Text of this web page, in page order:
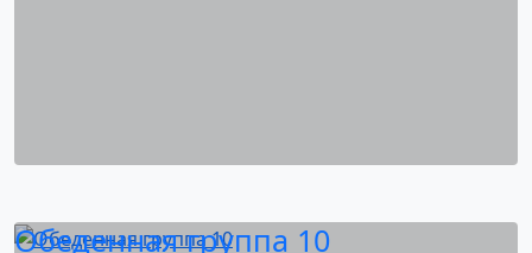
Обеденная группа 10